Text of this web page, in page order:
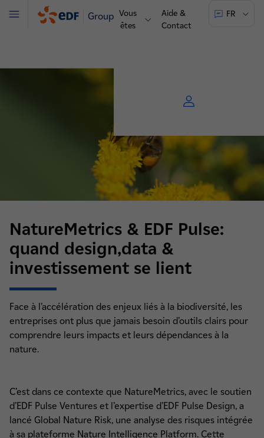
Groupe Vous
êtes
Aide &
Contact
FR
Menu
NatureMetrics & EDF Pulse:
quand design,data &
investissement se lient
Face à l’accélération des enjeux liés à la biodiversité, les
entreprises ont plus que jamais besoin d’outils clairs pour
comprendre leurs impacts et leurs dépendances à la
nature.
C’est dans ce contexte que NatureMetrics, avec le soutien
d’EDF Pulse Ventures et l’expertise d’EDF Pulse Design, a
lancé Global Nature Risk, une analyse des risques intégrée
à sa plateforme Nature Intelligence Platform. Cette